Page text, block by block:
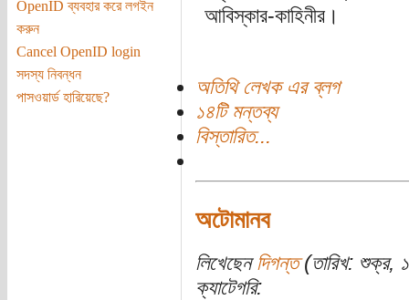
OpenID ব্যবহার করে লগইন
করুন
Cancel OpenID login
সদস্য নিবন্ধন
পাসওয়ার্ড হারিয়েছে?
আবিস্কার-কাহিনীর।
অতিথি লেখক এর ব্লগ
১৪টি মন্তব্য
বিস্তারিত...
অটোমানব
লিখেছেন দিগন্ত(তারিখ: শুক্র,
ক্যাটেগরি: